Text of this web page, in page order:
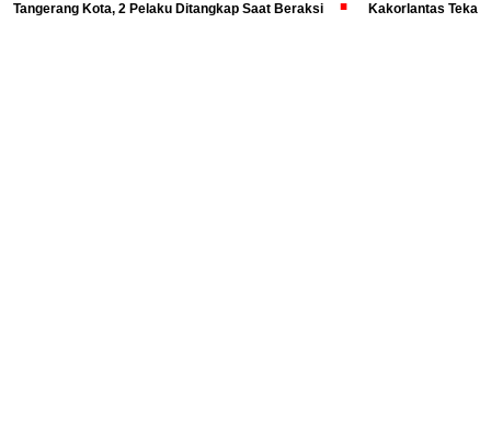
Kota, 2 Pelaku Ditangkap Saat Beraksi Kakorlantas Tekankan